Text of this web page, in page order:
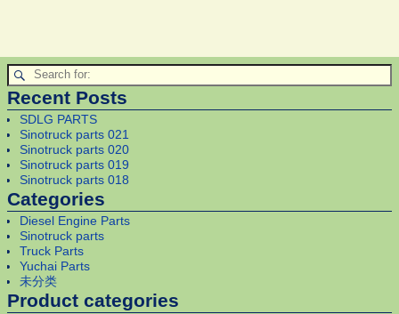
Recent Posts
SDLG PARTS
Sinotruck parts 021
Sinotruck parts 020
Sinotruck parts 019
Sinotruck parts 018
Categories
Diesel Engine Parts
Sinotruck parts
Truck Parts
Yuchai Parts
未分类
Product categories